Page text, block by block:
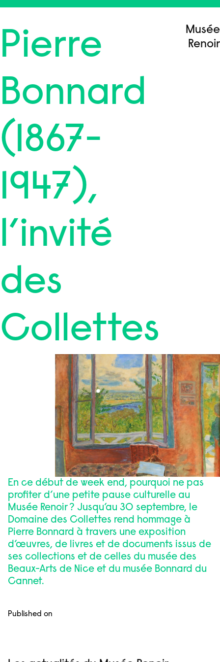
content
Pierre
Bonnard
(1867-
1947),
l’invité
des
Collettes
Musée
Renoir
Published on
En ce début de week end, pourquoi ne pas
profiter d’une petite pause culturelle au
Musée Renoir ? Jusqu’au 30 septembre, le
Domaine des Collettes rend hommage à
Pierre Bonnard à travers une exposition
d’œuvres, de livres et de documents issus de
ses collections et de celles du musée des
Beaux-Arts de Nice et du musée Bonnard du
Cannet.